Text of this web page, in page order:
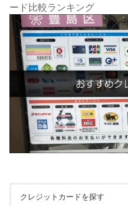
ード比較ランキング
クレジットカードを探す